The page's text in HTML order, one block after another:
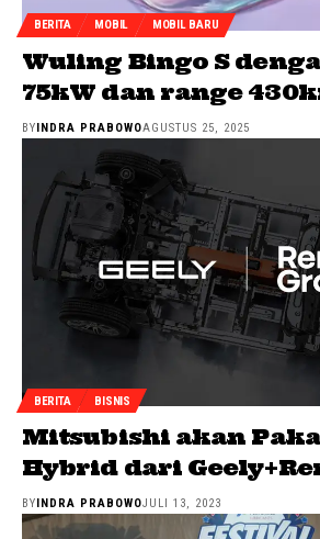
BERITA MOBIL MOBIL BARU
Wuling Bingo S
75kW dan range
BYINDRA PRABOWOAGUSTUS 25, 2025
BERITA BISNIS
Mitsubishi akan
Hybrid dari
BY INDRA PRABOWOJULI 13, 2023